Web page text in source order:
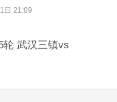
日 21:09
轮 武汉三镇vs